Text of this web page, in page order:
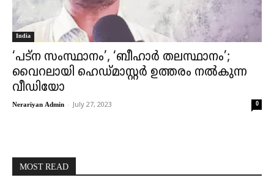
India
‘പട്ന സംസ്ഥാനം’, ‘ബീഹാർ തലസ്ഥാനം’;
വൈറലായി ഹെഡ്മാസ്റ്റർ ഉത്തരം നൽകുന്ന
വീഡിയോ
Nerariyan Admin - July 27, 2023 0
MOST READ